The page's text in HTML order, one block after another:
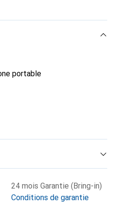
pour une clientèle
portable
24 mois Garantie (Bring-in)
Conditions de garantie